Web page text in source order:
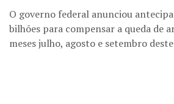
O governo federal anunciou
bilhões para compensar a queda de
meses julho, agosto e setembro